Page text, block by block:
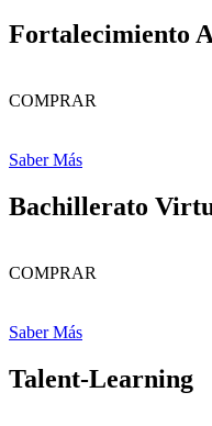
Fortalecimiento
COMPRAR
Saber Más
Bachillerato
COMPRAR
Saber Más
Talent-Learning